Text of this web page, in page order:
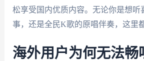
松享受国内优质内容。无论你是想听
事，还是全民K歌的原唱伴奏，这里
海外用户为何无法畅